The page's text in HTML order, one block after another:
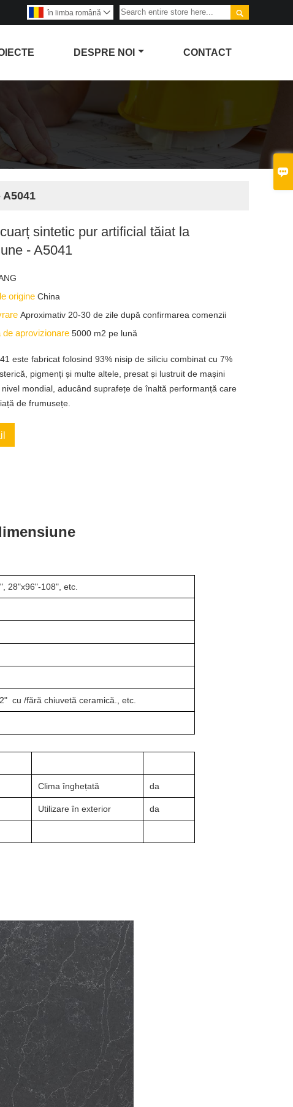


în limba română 
DESPRE NOI CONTACT
sintetic pur artificial tăiat la
- A5041
origineChina
Aproximativ 20-30 de zile după confirmarea comenzii
de aprovizionare5000 m2 pe lună
este fabricat folosind 93% nisip de siliciu combinat cu 7%
pigmenți și multe altele, presat și lustruit de mașini
mondial, aducând suprafețe de înaltă performanță care
de frumusețe.
28"x96"-108", etc.
cu /fără chiuvetă ceramică., etc.
Clima înghețată da
Utilizare în exterior da